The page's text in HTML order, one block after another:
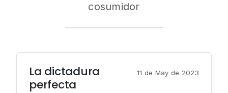
cosumidor
La dictadura
perfecta
11 de May de 2023